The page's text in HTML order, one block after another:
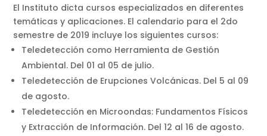
El Instituto dicta cursos especializados en diferentes
temáticas y aplicaciones. El calendario para el 2do
semestre de 2019 incluye los siguientes cursos:
Teledetección como Herramienta de Gestión
Ambiental. Del 01 al 05 de julio.
Teledetección de Erupciones Volcánicas. Del 5 al 09
de agosto.
Teledetección en Microondas: Fundamentos Físicos
y Extracción de Información. Del 12 al 16 de agosto.